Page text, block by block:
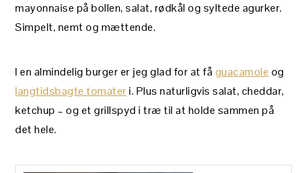
mayonnaise på bollen, salat, rødkål og syltede agurker.
Simpelt, nemt og mættende.
I en almindelig burger er jeg glad for at få guacamole og
langtidsbagte tomateri. Plus naturligvis salat, cheddar,
ketchup – og et grillspyd i træ til at holde sammen på
det hele.